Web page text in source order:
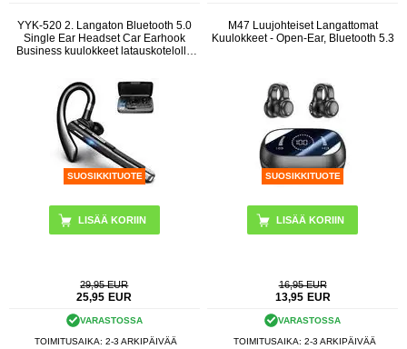
YYK-520 2. Langaton Bluetooth 5.0
Single Ear Headset Car Earhook
Business kuulokkeet latauskotelolla
SUOSIKKITUOTE
29,95 EUR
25,95 EUR
VARASTOSSA
TOIMITUSAIKA: 2-3 ARKIPÄIVÄÄ
M47 Luujohteiset Langattomat
Kuulokkeet - Open-Ear, Bluetooth 5.3
SUOSIKKITUOTE
LISÄÄ KORIIN
16,95 EUR
13,95 EUR
VARASTOSSA
TOIMITUSAIKA: 2-3 ARKIPÄIVÄÄ